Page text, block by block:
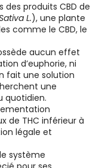
des produits CBD de
L.), une plante
comme le CBD, le
aucun effet
d’euphorie, ni
fait une solution
une
quotidien.
de THC inférieur à
légale et
système